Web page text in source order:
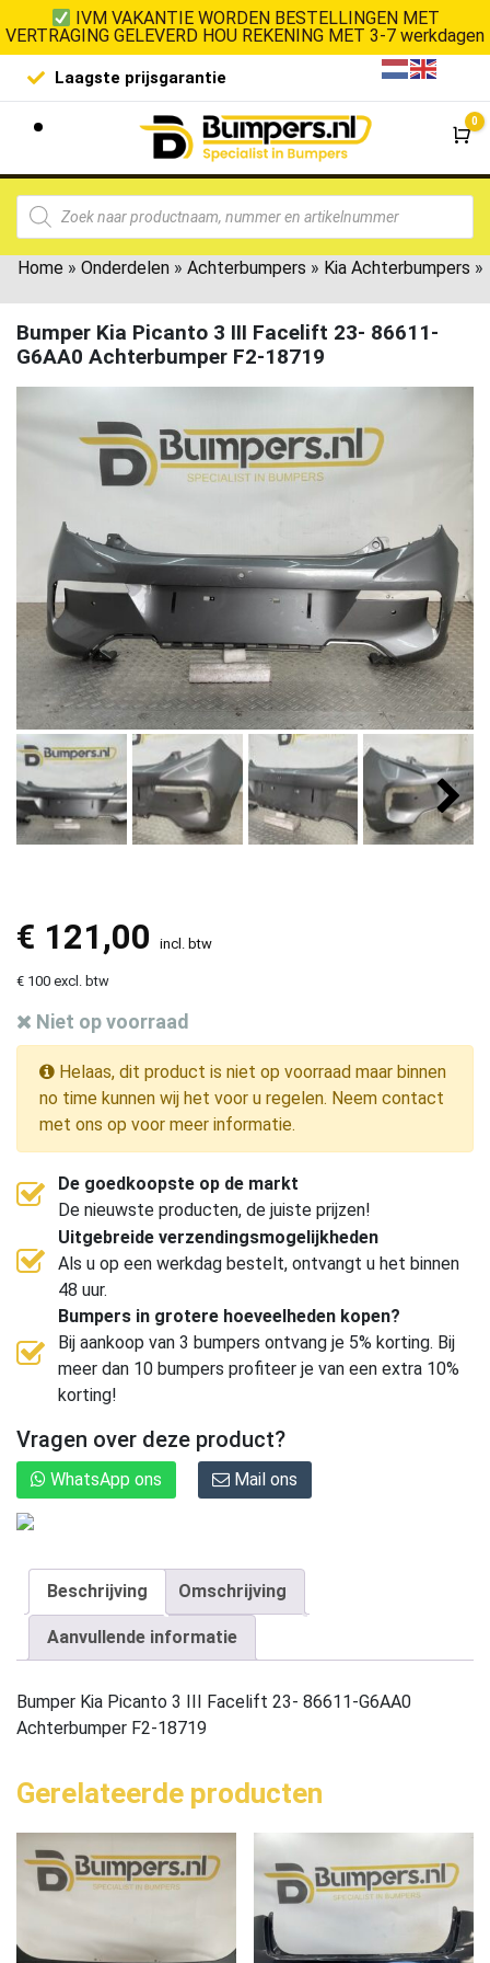
IVM VAKANTIE WORDEN BESTELLINGEN MET
VERTRAGING GELEVERD HOU REKENING MET 3-7 werkdagen
Laagste prijsgarantie De
0
Home » Onderdelen » Achterbumpers » Kia Achterbumpers »
Bumper Kia Picanto 3 III Facelift 23- 86611-
G6AA0 Achterbumper F2-18719
€ 121,00 incl. btw
€ 100 excl. btw
Niet op voorraad
Helaas, dit product is niet op voorraad maar binnen
no time kunnen wij het voor u regelen. Neem contact
met ons op voor meer informatie.
De goedkoopste op de markt
De nieuwste producten, de juiste prijzen!
Uitgebreide verzendingsmogelijkheden
Als u op een werkdag bestelt, ontvangt u het binnen
48 uur.
Bumpers in grotere hoeveelheden kopen?
Bij aankoop van 3 bumpers ontvang je 5% korting. Bij
meer dan 10 bumpers profiteer je van een extra 10%
korting!
Vragen over deze product?
WhatsApp ons Mail ons
Beschrijving Omschrijving
Aanvullende informatie
Bumper Kia Picanto 3 III Facelift 23- 86611-G6AA0
Achterbumper F2-18719
Gerelateerde producten